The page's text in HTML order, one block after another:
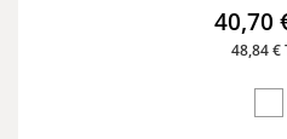
40,70
48,84 €